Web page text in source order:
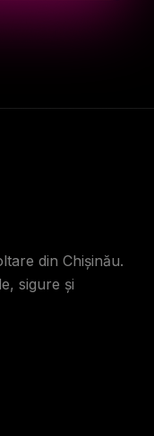
din Chișinău.
sigure și